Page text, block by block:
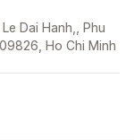
Dai Hanh,, Phu
Ho Chi Minh